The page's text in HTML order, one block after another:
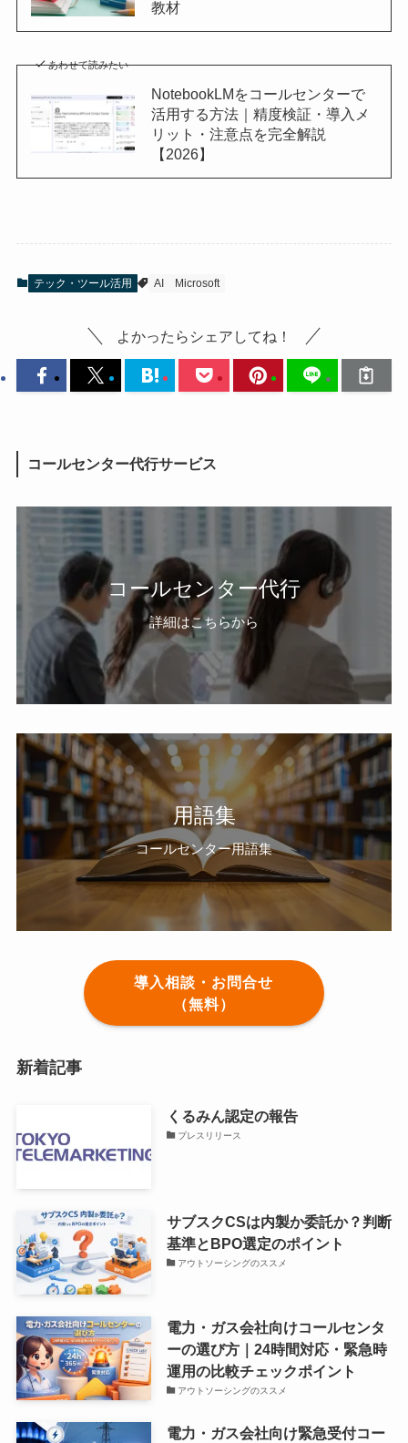
教材
あわせて読みたい
NotebookLMをコールセンターで
活用する方法｜精度検証・導入メ
リット・注意点を完全解説
【2026】
テック・ツール活用 AI Microsoft
よかったらシェアしてね！
コールセンター代行サービス
コールセンター代行
詳細はこちらから
用語集
コールセンター用語集
導入相談・お問合せ
（無料）
新着記事
くるみん認定の報告
プレスリリース
サブスクCSは内製か委託か？判断
基準とBPO選定のポイント
アウトソーシングのススメ
電力・ガス会社向けコールセンタ
ーの選び方｜24時間対応・緊急時
運用の比較チェックポイント
アウトソーシングのススメ
電力・ガス会社向け緊急受付コー